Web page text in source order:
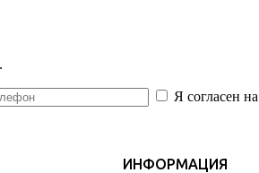
Я согласен на
ИНФОРМАЦИЯ